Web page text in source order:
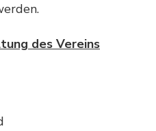
des Vereins